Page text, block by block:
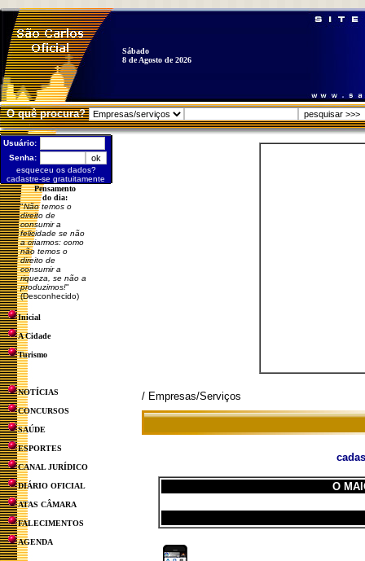
Sábado
8 de Agosto de 2026
O quê procura?
Usuário:
Senha:
esqueceu os dados?
cadastre-se gratuitamente
Pensamento
do dia:
"Não temos o
direito de
consumir a
felicidade se não
a criarmos: como
não temos o
direito de
consumir a
riqueza, se não a
produzimos!"
(Desconhecido)
Inicial
A Cidade
Turismo
NOTÍCIAS
CONCURSOS
SAÚDE
ESPORTES
CANAL JURÍDICO
DIÁRIO OFICIAL
ATAS CÂMARA
FALECIMENTOS
AGENDA
/ Empresas/Serviços
O